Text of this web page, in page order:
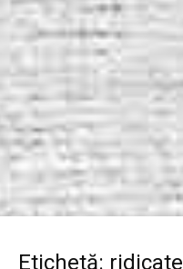
Etichetă: ridicate